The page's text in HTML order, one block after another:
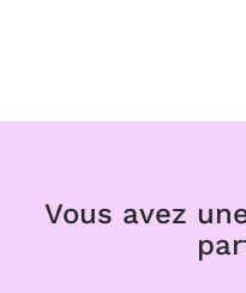
Vous avez